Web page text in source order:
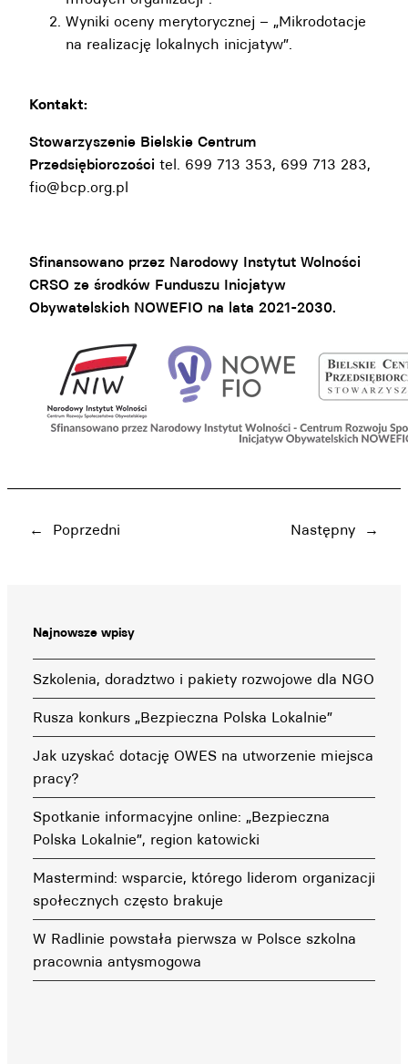
Wyniki oceny merytorycznej – „Mikrodotacje
na realizację lokalnych inicjatyw”.
Kontakt:
Stowarzyszenie Bielskie Centrum
Przedsiębiorczości tel. 699 713 353, 699 713 283,
fio@bcp.org.pl
Sfinansowano przez Narodowy Instytut Wolności
CRSO ze środków Funduszu Inicjatyw
Obywatelskich NOWEFIO na lata 2021-2030.
← Poprzedni Następny →
Najnowsze wpisy
Szkolenia, doradztwo i pakiety rozwojowe dla NGO
Rusza konkurs „Bezpieczna Polska Lokalnie”
Jak uzyskać dotację OWES na utworzenie miejsca
pracy?
Spotkanie informacyjne online: „Bezpieczna
Polska Lokalnie”, region katowicki
Mastermind: wsparcie, którego liderom organizacji
społecznych często brakuje
W Radlinie powstała pierwsza w Polsce szkolna
pracownia antysmogowa